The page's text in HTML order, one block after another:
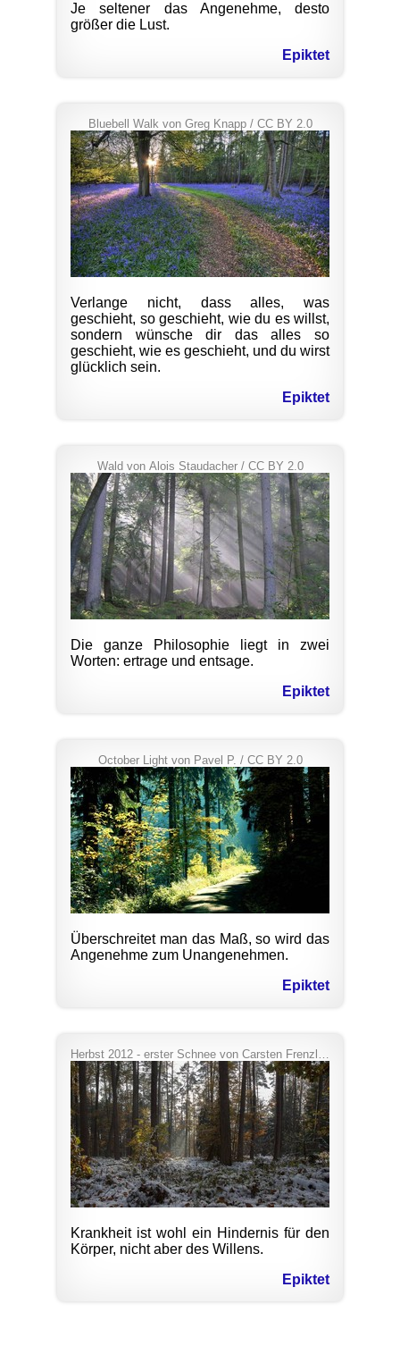
Je seltener das Angenehme, desto
größer die Lust.
Epiktet
Bluebell Walk von Greg Knapp/ CC BY 2.0
Verlange nicht, dass alles, was
geschieht, so geschieht, wie du es willst,
sondern wünsche dir das alles so
geschieht, wie es geschieht, und du wirst
glücklich sein.
Epiktet
Wald von Alois Staudacher/ CC BY 2.0
Die ganze Philosophie liegt in zwei
Worten: ertrage und entsage.
Epiktet
October Lightvon Pavel P. / CC BY 2.0
Überschreitet man das Maß, so wird das
Angenehme zum Unangenehmen.
Epiktet
Herbst 2012 - erster Schnee von Carsten Frenzl /
Krankheit ist wohl ein Hindernis für den
Körper, nicht aber des Willens.
Epiktet